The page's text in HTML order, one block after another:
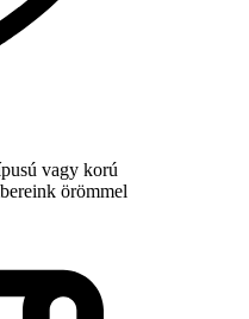
vagy korú
örömmel